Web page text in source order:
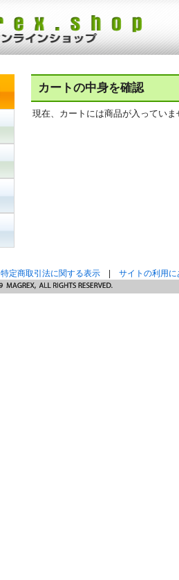
カートの中身を確認
現在、カートには商品が入っていま
特定商取引法に関する表示 サイトの利用に